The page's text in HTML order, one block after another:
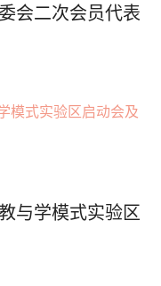
会二次会员代表
与学模式实验区